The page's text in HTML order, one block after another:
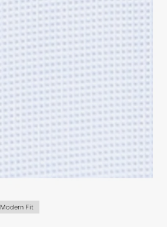
Modern Fit